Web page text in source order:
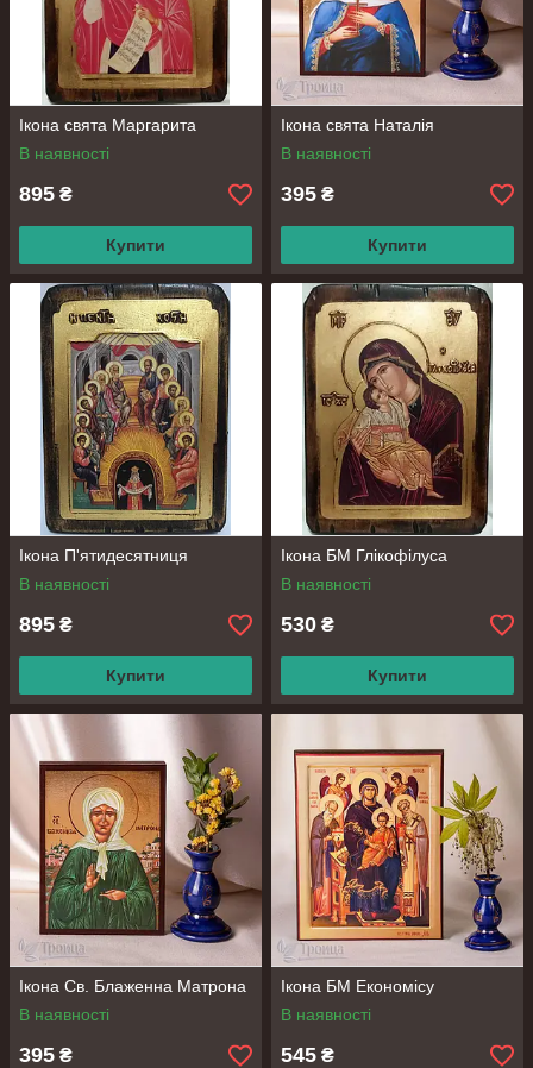
Ікона свята Маргарита
В наявності
895 ₴
Купити
Ікона свята Наталія
В наявності
395 ₴
Купити
Ікона П'ятидесятниця
В наявності
895 ₴
Купити
Ікона БМ Глікофілуса
В наявності
530 ₴
Купити
Ікона Св. Блаженна Матрона
В наявності
395 ₴
Ікона БМ Економісу
В наявності
545 ₴